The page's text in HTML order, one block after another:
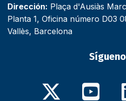
Dirección: Plaça d'Ausiàs
Planta 1, Oficina número D03
Vallès, Barcelona